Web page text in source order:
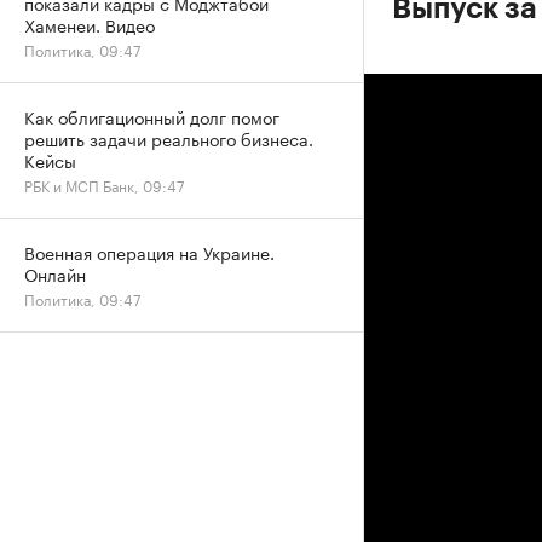
Выпуск
Хаменеи. Видео
Политика, 09:47
Как облигационный долг помог
решить задачи реального бизнеса.
Кейсы
РБК и МСП Банк, 09:47
Военная операция на Украине.
Онлайн
Политика, 09:47